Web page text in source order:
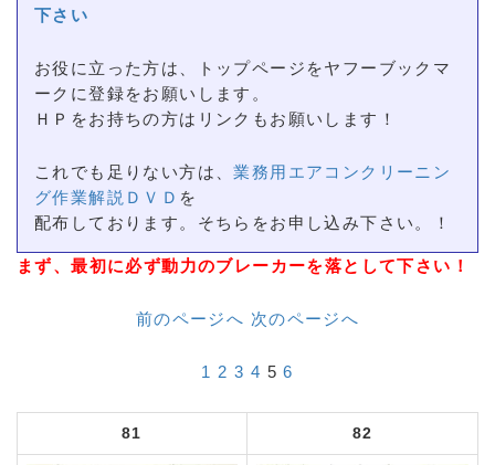
下さい
お役に立った方は、トップページをヤフーブックマ
ークに登録をお願いします。
ＨＰをお持ちの方はリンクもお願いします！
これでも足りない方は、業務用エアコンクリーニン
グ作業解説ＤＶＤ を
配布しております。そちらをお申し込み下さい。！
まず、最初に必ず動力のブレーカーを落として下さい！
前のページへ 次のページへ
1 2 3 4 56
81 82